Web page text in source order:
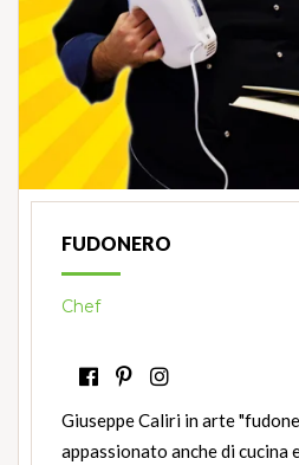
FUDONERO
Chef
Giuseppe Caliri in arte
appassionato anche di cucina